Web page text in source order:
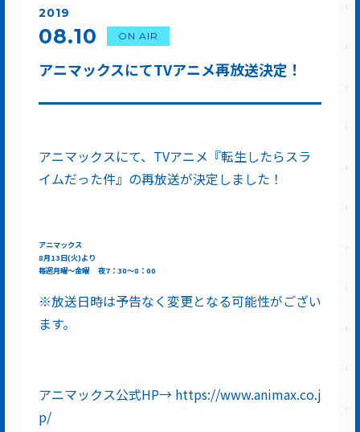
アニマックスにてTVアニメ再放送決定！
ON AIR
2019
08.10
アニマックスにて、TVアニメ『転生したらスラ
イムだった件』の再放送が決定しました！
アニマックス
8月13日(火)より
毎週月曜～金曜 夜7：30～8：00
※放送日時は予告なく変更となる可能性がござい
ます。
アニマックス公式HP→ https://www.animax.co.j
p/